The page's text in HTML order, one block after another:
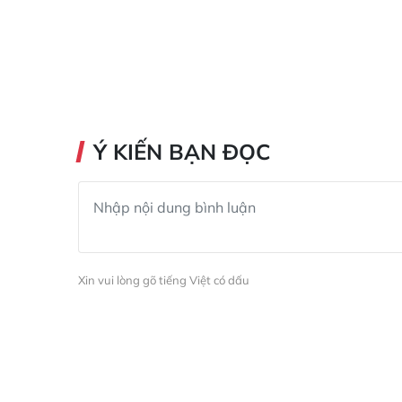
Ý KIẾN BẠN ĐỌC
Xin vui lòng gõ tiếng Việt có dấu